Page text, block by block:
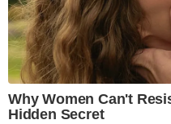
Why Women Can't
Hidden Secret